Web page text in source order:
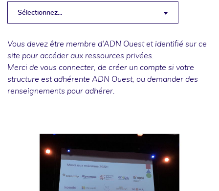
Sélectionnez...
Vous devez être membre d'ADN Ouest et identifié sur ce
site pour accéder aux ressources privées.
Merci de vous connecter , de créer un compte si votre
structure est adhérente ADN Ouest, ou demander des
renseignements pour adhérer.